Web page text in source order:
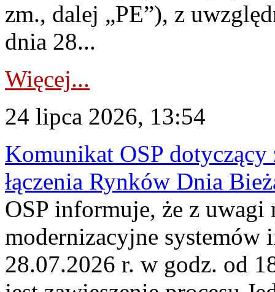
zm., dalej „PE”), z
dnia 28...
Więcej...
24 lipca 2026, 13:54
Komunikat OSP dotyczący
łączenia Rynków Dnia
OSP informuje, że z uwagi
modernizacyjne
28.07.2026 r. w godz. od